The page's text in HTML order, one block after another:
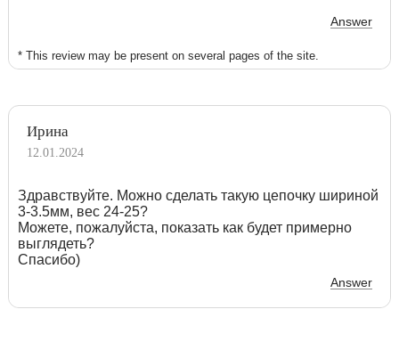
Answer
* This review may be present on several pages of the site.
Ирина
12.01.2024
Здравствуйте. Можно сделать такую цепочку шириной
3-3.5мм, вес 24-25?
Можете, пожалуйста, показать как будет примерно
выглядеть?
Спасибо)
Answer